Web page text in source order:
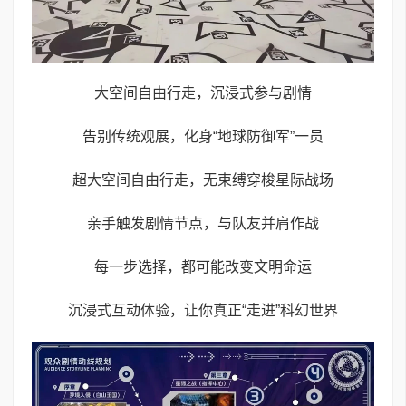
大空间自由行走，沉浸式参与剧情
告别传统观展，化身“地球防御军”一员
超大空间自由行走，无束缚穿梭星际战场
亲手触发剧情节点，与队友并肩作战
每一步选择，都可能改变文明命运
沉浸式互动体验，让你真正“走进”科幻世界